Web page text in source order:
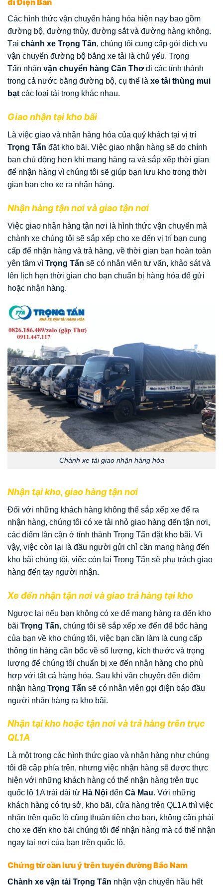
Các hình thức vận chuyển hàng hóa hiện nay bao gồm
đường bộ, đường thủy, đường sắt và đường hàng không.
Tại chành xe Trọng Tấn, chúng tôi cung cấp gói dịch vụ
vận chuyển đường bộ bằng xe tải là chủ yếu. Trọng
Tấn nhận vận chuyển hàng Cần Thơđi các tỉnh thành
trong cả nước bằng đường bộ, cụ thể là xe tải thùng mui
bạt các loại tải trọng khác nhau.
Giao nhận tại kho bãi
Là việc giao và nhận hàng hóa của quý khách tại vị trí
Trọng Tấn đặt kho bãi. Việc giao nhận hàng sẽ do chính
bạn chủ động hơn khi mang hàng ra và sắp xếp thời gian
để nhận hàng vì chúng tôi sẽ giúp bạn lưu kho trong thời
gian bạn cho xe ra nhận hàng.
Nhận hàng tận nơi và giao tận nơi
Việc giao nhận hàng tận nơi là hình thức vận chuyển mà
chành xe chúng tôi sẽ sắp xếp cho xe đến vị trí bạn cung
cấp để nhận hàng và trả hàng, về thời gian bạn hoàn toàn
yên tâm vì Trọng Tấn sẽ có nhân viên tư vấn, khảo sát và
lên lịch hẹn thời gian cho bạn chuẩn bị hàng hóa để gửi
hoặc nhận hàng.
Chành xe tải giao nhận hàng hóa
Nhận tại kho, giao hàng tận nơi
Đối với những khách hàng không thể sắp xếp xe để ra
nhận hàng, chúng tôi có xe tải nhỏ giao hàng đến tận nơi,
các điểm lân cận ở tỉnh thành Trọng Tấn đặt kho bãi. Vì
vậy, việc còn lại là đầu người gửi chỉ cần mang hàng đến
kho bãi chúng tôi, việc còn lại Trọng Tấn sẽ phụ trách giao
hàng đến tay người nhận.
Xe đến nhận tận nơi và giao trả hàng tại kho
Ngược lại nếu bạn không có xe để mang hàng ra đến kho
bãi Trọng Tấn, chúng tôi sẽ sắp xếp xe đến để bốc hàng
của bạn về kho chúng tôi, việc bạn cần làm là cung cấp
thông tin hàng cần bốc về số lượng, kích thước và trọng
lượng để chúng tôi chuẩn bị xe đến nhận hàng cho phù
hợp với tất cả hàng hóa. Sau khi vận chuyển đến điểm
nhận hàng Trọng Tấn sẽ có nhân viên gọi điện báo đầu
người nhận hàng ra kho bãi.
Nhận tại kho hoặc tận nơi và trả hàng trên trục
QL1A
Là một trong các hình thức giao và nhận hàng như chúng
tôi đề cập phía trên, nhưng việc nhận hàng sẽ được thực
hiện với những khách hàng có thể nhận hàng trên trục
quốc lộ 1A trải dài từ Hà Nội đến Cà Mau. Với những
khách hàng có trụ sở, kho bãi, cửa hàng trên QL1A thì việc
nhận trên quốc lộ cũng thuận tiện cho bạn, không cần phải
cho xe đến kho bãi chúng tôi để nhận hàng mà có thể nhận
ngay tại nơi của bạn trên quốc lộ.
Chứng từ cần lưu ý trên tuyến đường Bắc Nam
Chành xe vận tải Trọng Tấn nhận vận chuyển hầu hết